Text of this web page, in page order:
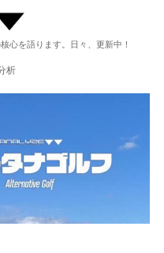
心を語ります。日々、更新中！
析